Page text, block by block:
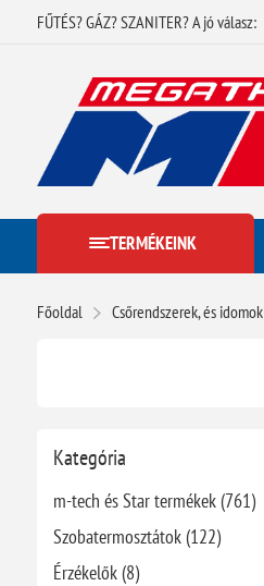
FŰTÉS? GÁZ? SZANITER? A jó válasz:
TERMÉKEINK
Főoldal Csőrendszerek, és idomok
Kategória
m-tech és Star termékek (761)
Szobatermosztátok (122)
Érzékelők (8)